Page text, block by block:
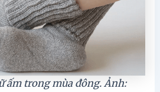
ấm trong mùa đông. Ảnh: